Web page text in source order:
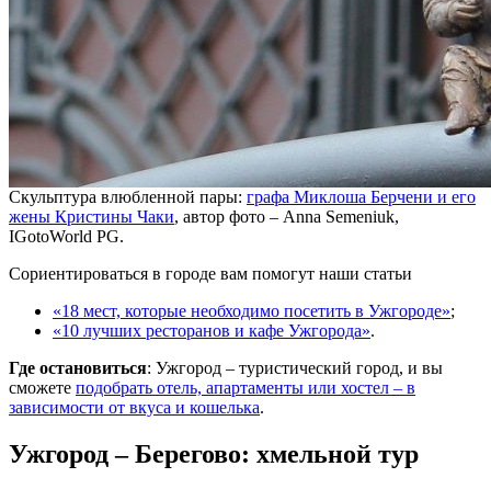
Скульптура влюбленной пары: графа Миклоша Берчени и его
жены Кристины Чаки, автор фото – Anna Semeniuk,
IGotoWorld PG.
Сориентироваться в городе вам помогут наши статьи
«18 мест, которые необходимо посетить в Ужгороде»;
«10 лучших ресторанов и кафе Ужгорода».
Где остановиться: Ужгород – туристический город, и вы
сможете подобрать отель, апартаменты или хостел – в
зависимости от вкуса и кошелька.
Ужгород – Берегово: хмельной тур